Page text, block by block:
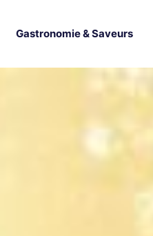
Gastronomie & Saveurs